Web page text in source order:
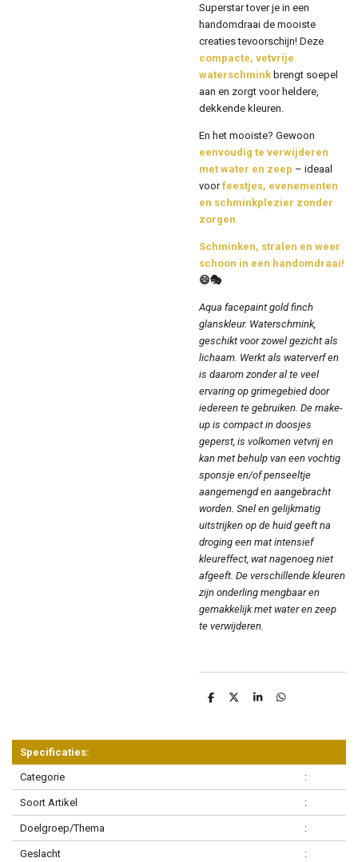
Superstartover je in een
handomdraai de mooiste
creaties tevoorschijn! Deze
compacte, vetvrije
waterschmink brengt soepel
aan en zorgt voor heldere,
dekkende kleuren.
En het mooiste? Gewoon
eenvoudig te verwijderen
met water en zeep – ideaal
voorfeestjes, evenementen
en schminkplezier zonder
zorgen
Schminken, stralen en weer
schoon in een handomdraai!
😄🎭
Aqua facepaint gold finch
glanskleur. Waterschmink,
geschikt voor zowel gezicht als
lichaam. Werkt als waterverf en
is daarom zonder al te veel
ervaring op grimegebied door
iedereen te gebruiken. De make-
up is compact in doosjes
geperst, is volkomen vetvrij en
kan met behulp van een vochtig
sponsje en/of penseeltje
aangemengd en aangebracht
worden. Snel en gelijkmatig
uitstrijken op de huid geeft na
droging een mat intensief
kleureffect, wat nagenoeg niet
afgeeft. De verschillende kleuren
zijn onderling mengbaar en
gemakkelijk met water en zeep
te verwijderen.
D
n
D
S
e
D
n
Specificaties:
Categorie :
Soort Artikel :
Doelgroep/Thema :
Geslacht :